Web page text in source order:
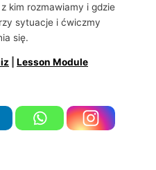
kim rozmawiamy i gdzie
sytuacje i ćwiczmy
się.
|Lesson Module